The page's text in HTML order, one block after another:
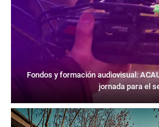
Fondos y formación audiovisual:
jornada para el